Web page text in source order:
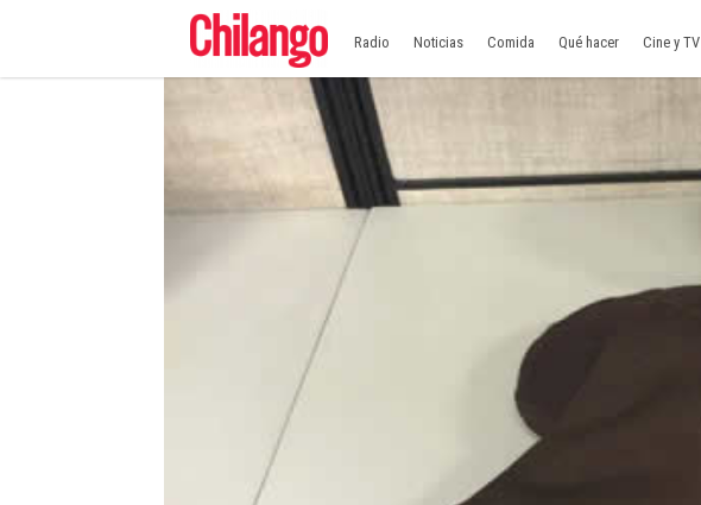
Radio Noticias Comida Qué hacer Cine y TV